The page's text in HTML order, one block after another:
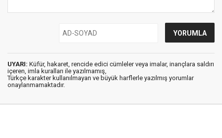
UYARI: Küfür, hakaret, rencide edici cümleler veya imalar, inançlara saldırı
içeren, imla kuralları ile yazılmamış,
Türkçe karakter kullanılmayan ve büyük harflerle yazılmış yorumlar
onaylanmamaktadır.